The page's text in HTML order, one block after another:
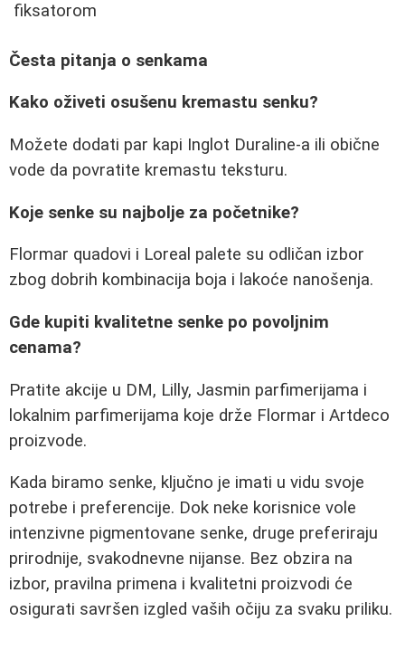
fiksatorom
Česta pitanja o senkama
Kako oživeti osušenu kremastu senku?
Možete dodati par kapi Inglot Duraline-a ili obične
vode da povratite kremastu teksturu.
Koje senke su najbolje za početnike?
Flormar quadovi i Loreal palete su odličan izbor
zbog dobrih kombinacija boja i lakoće nanošenja.
Gde kupiti kvalitetne senke po povoljnim
cenama?
Pratite akcije u DM, Lilly, Jasmin parfimerijama i
lokalnim parfimerijama koje drže Flormar i Artdeco
proizvode.
Kada biramo senke, ključno je imati u vidu svoje
potrebe i preferencije. Dok neke korisnice vole
intenzivne pigmentovane senke, druge preferiraju
prirodnije, svakodnevne nijanse. Bez obzira na
izbor, pravilna primena i kvalitetni proizvodi će
osigurati savršen izgled vaših očiju za svaku priliku.